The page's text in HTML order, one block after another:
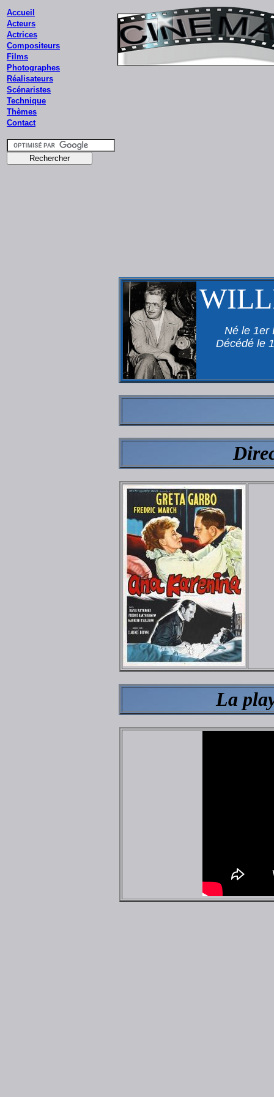
Accueil
Acteurs
Actrices
Compositeurs
Films
Photographes
Réalisateurs
Scénaristes
Technique
Thèmes
Contact
Né le 1er
Décédé le
La